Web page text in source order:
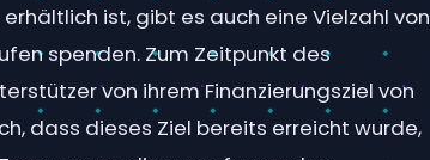
ist, gibt es auch eine Vielzahl von
spenden. Zum Zeitpunkt des
von ihrem Finanzierungsziel von
dass dieses Ziel bereits erreicht wurde,